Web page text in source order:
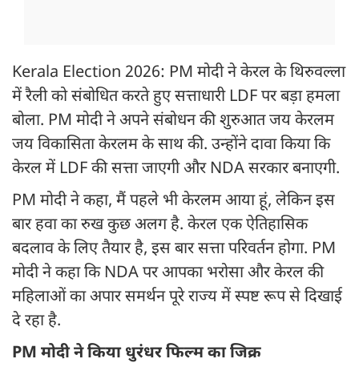
Kerala Election 2026: PM मोदी ने केरल के थिरुवल्ला
में रैली को संबोधित करते हुए सत्ताधारी LDF पर बड़ा हमला
बोला. PM मोदी ने अपने संबोधन की शुरुआत जय केरलम
जय विकासिता केरलम के साथ की. उन्होंने दावा किया कि
केरल में LDF की सत्ता जाएगी और NDA सरकार बनाएगी.
PM मोदी ने कहा, मैं पहले भी केरलम आया हूं, लेकिन इस
बार हवा का रुख कुछ अलग है. केरल एक ऐतिहासिक
बदलाव के लिए तैयार है, इस बार सत्ता परिवर्तन होगा. PM
मोदी ने कहा कि NDA पर आपका भरोसा और केरल की
महिलाओं का अपार समर्थन पूरे राज्य में स्पष्ट रूप से दिखाई
दे रहा है.
PM मोदी ने किया धुरंधर फिल्म का जिक्र